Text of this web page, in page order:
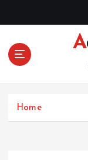
Adrianpeng
Home